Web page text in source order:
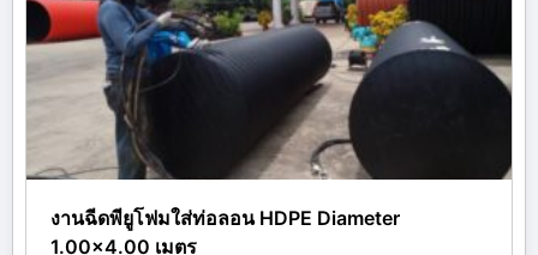
งานฉีดพียูโฟมใส่ท่อลอน HDPE Diameter
1.00×4.00 เมตร